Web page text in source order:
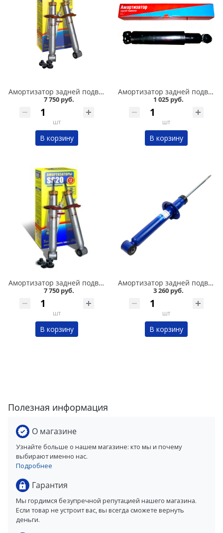
Амортизатор задней подвески 2110,1118-19 /стандарт/ комплект, SS 20 в Кургане
7 750 руб.
шт
В корзину
Амортизатор задней подвески 2101-07 Никон в Кургане
1 025 руб.
шт
В корзину
Амортизатор задней подвески 2108-09 /стандарт/ комплект, SS 20 в Кургане
7 750 руб.
шт
В корзину
Амортизатор задней подвески 2108-09 /комфорт/ газомасляный DEMFI в Кургане
3 260 руб.
шт
В корзину
Полезная информация
О магазине
Узнайте больше о нашем магазине: кто мы и почему
выбирают именно нас.
Подробнее
Гарантия
Мы гордимся безупречной репутацией нашего магазина.
Если товар не устроит вас, вы всегда сможете вернуть
деньги.